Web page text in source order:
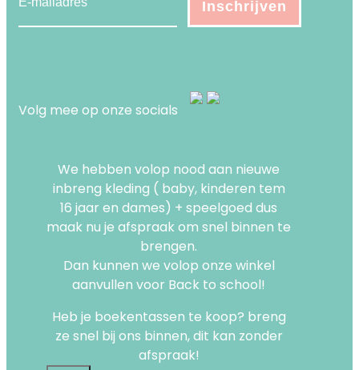
Volg mee op onze socials
We hebben volop nood aan nieuwe
inbreng kleding ( baby, kinderen tem
16 jaar en dames) + speelgoed dus
maak nu je afspraak om snel binnen te
brengen.
Dan kunnen we volop onze winkel
aanvullen voor Back to school!
Heb je boekentassen te koop? breng
ze snel bij ons binnen, dit kan zonder
afspraak!